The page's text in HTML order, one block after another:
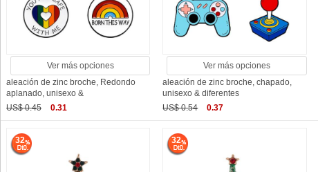
Ver más opciones
aleación de zinc broche, Redondo
aplanado, unisexo &
US$ 0.45
0.31
Ver más opciones
aleación de zinc broche, chapado,
unisexo & diferentes
US$ 0.54
0.37
32 32